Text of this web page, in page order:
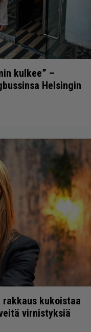
kulkee” –
Helsingin
rakkaus kukoistaa
virnistyksiä